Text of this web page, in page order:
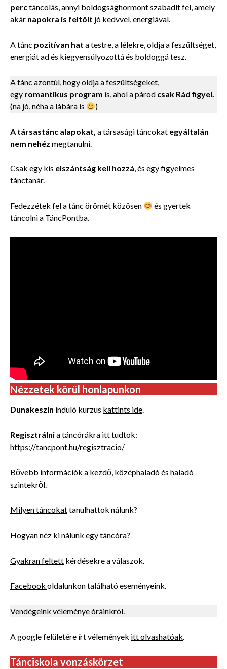
perctáncolás, annyi boldogsághormont szabadít fel, amely
akár napokra is feltölt jó kedvvel, energiával.
A tánc pozitívan hat a testre, a lélekre, oldja a feszültséget,
energiát ad és kiegyensúlyozottá és boldoggá tesz.
A tánc azontúl, hogy oldja a feszültségeket,
egy romantikus program is, ahol a párod csak Rád figyel.
(na jó, néha a lábára is
)
A társastánc alapokat, a társasági táncokat egyáltalán
nem nehéz megtanulni.
Csak egy kis elszántság kell hozzá, és egyfigyelmes
tánctanár.
Fedezzétek fel a tánc örömét közösen
és gyertek
táncolni a TáncPontba.
Nézzetek körül honlapunkon
Dunakeszin induló kurzus kattints ide.
Regisztrálnia táncórákra itt tudtok:
https://tancpont.hu/regisztracio/
Bővebb információk a kezdő, középhaladó és haladó
szintekről.
Milyen táncokattanulhattok nálunk?
Hogyan néz ki nálunk egy táncóra?
Gyakran feltett kérdésekre a válaszok.
Facebook oldalunkon található eseményeink.
Vendégeink véleményeóráinkról.
A google felületére írt vélemények itt olvashatóak.
Tánciskola vonzáskörzet